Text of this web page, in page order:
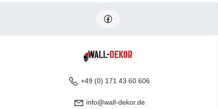
+49 (0) 171 43 60 606
info@wall-dekor.de